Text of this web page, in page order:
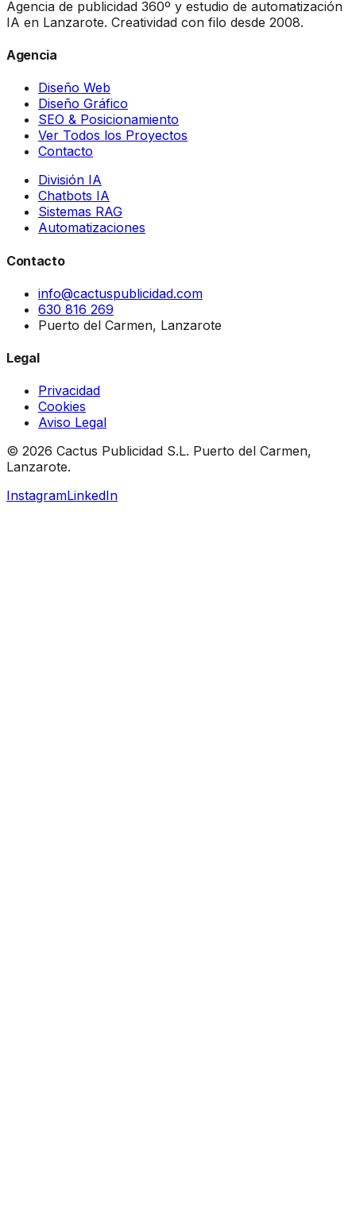
Agencia de publicidad 360º y estudio de automatización
IA en Lanzarote. Creatividad con filo desde 2008.
Agencia
Diseño Web
Diseño Gráfico
SEO & Posicionamiento
Ver Todos los Proyectos
Contacto
División IA
Chatbots IA
Sistemas RAG
Automatizaciones
Contacto
info@cactuspublicidad.com
630 816 269
Puerto del Carmen, Lanzarote
Legal
Privacidad
Cookies
Aviso Legal
© 2026 Cactus Publicidad S.L. Puerto del Carmen,
Lanzarote.
InstagramLinkedIn